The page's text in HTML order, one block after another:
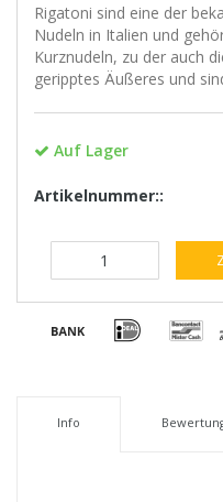
Rigatoni sind eine der
Nudeln in Italien und
Kurznudeln, zu der auch
geripptes Äußeres und
Auf Lager
Artikelnummer::
Info